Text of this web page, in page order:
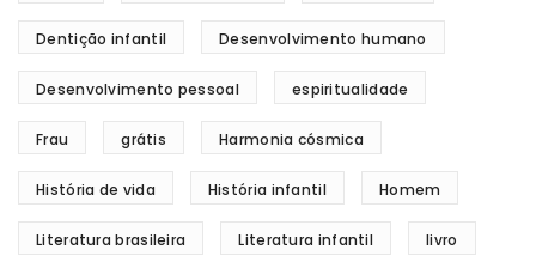
Dentição infantil Desenvolvimento humano
Desenvolvimento pessoal espiritualidade
Frau grátis Harmonia cósmica
História de vida História infantil Homem
Literatura brasileira Literatura infantil livro